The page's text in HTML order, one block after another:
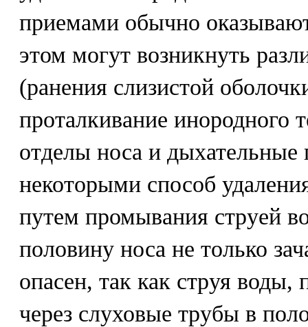
приемами обычно
этом могут возникнуть
(ранения слизистой
проталкивание инородного
отделы носа и
некоторыми способ
путем промывания струей
половину носа не только
опасен, так как струя воды,
через слуховые трубы в